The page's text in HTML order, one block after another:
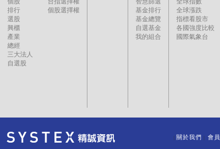
排行
選股
興櫃
產業
總經
三大法人
自選股
個股選擇權
基金排行
基金總覽
自選基金
我的組合
全球漲跌
指標看股市
各國強度比較
國際氣象台
關於我們 會